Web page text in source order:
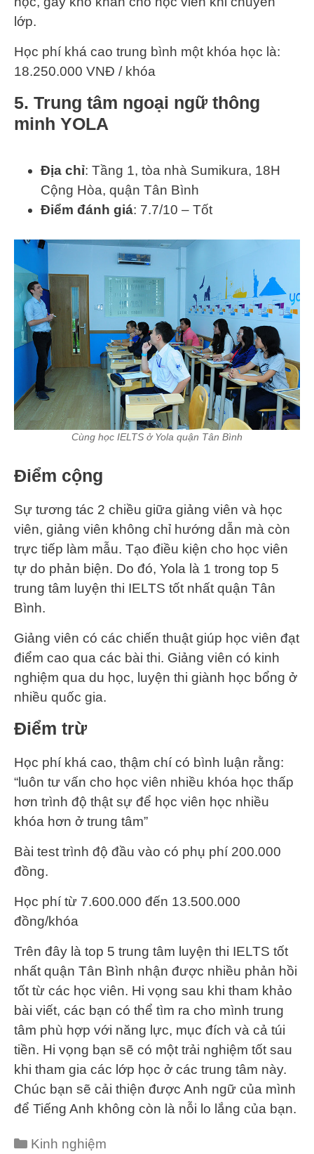
lớp.
Học phí khá cao trung bình một khóa học là:
18.250.000 VNĐ / khóa
5. Trung tâm ngoại ngữ thông
minh YOLA
Địa chỉ: Tầng 1, tòa nhà Sumikura, 18H
Cộng Hòa, quận Tân Bình
Điểm đánh giá: 7.7/10 – Tốt
Cùng học IELTS ở Yola quận Tân Bình
Điểm cộng
Sự tương tác 2 chiều giữa giảng viên và học
viên, giảng viên không chỉ hướng dẫn mà còn
trực tiếp làm mẫu. Tạo điều kiện cho học viên
tự do phản biện. Do đó, Yola là 1 trong top 5
trung tâm luyện thi IELTS tốt nhất quận Tân
Bình.
Giảng viên có các chiến thuật giúp học viên đạt
điểm cao qua các bài thi. Giảng viên có kinh
nghiệm qua du học, luyện thi giành học bổng ở
nhiều quốc gia.
Điểm trừ
Học phí khá cao, thậm chí có bình luận rằng:
“luôn tư vấn cho học viên nhiều khóa học thấp
hơn trình độ thật sự để học viên học nhiều
khóa hơn ở trung tâm”
Bài test trình độ đầu vào có phụ phí 200.000
đồng.
Học phí từ 7.600.000 đến 13.500.000
đồng/khóa
Trên đây là top 5 trung tâm luyện thi IELTS tốt
nhất quận Tân Bình nhận được nhiều phản hồi
tốt từ các học viên. Hi vọng sau khi tham khảo
bài viết, các bạn có thể tìm ra cho mình trung
tâm phù hợp với năng lực, mục đích và cả túi
tiền. Hi vọng bạn sẽ có một trải nghiệm tốt sau
khi tham gia các lớp học ở các trung tâm này.
Chúc bạn sẽ cải thiện được Anh ngữ của mình
để Tiếng Anh không còn là nỗi lo lắng của bạn.
Categories
Kinh nghiệm